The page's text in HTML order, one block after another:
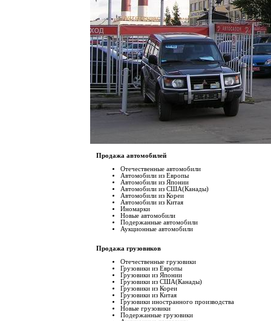
Продажа автомобилей
Отечественные автомобили
Автомобили из Европы
Автомобили из Японии
Автомобили из США(Канады)
Автомобили из Кореи
Автомобили из Китая
Иномарки
Новые автомобили
Подержанные автомобили
Аукционные автомобили
Продажа грузовиков
Отечественные грузовики
Грузовики из Европы
Грузовики из Японии
Грузовики из США(Канады)
Грузовики из Кореи
Грузовики из Китая
Грузовики иностранного производства
Новые грузовики
Подержанные грузовики